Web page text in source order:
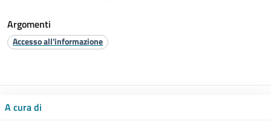
Argomenti
Accesso all'informazione
A cura di